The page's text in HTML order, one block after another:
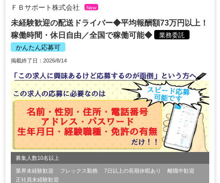
ＦＢサポート株式会社 New
未経験歓迎の配送ドライバー◆平均報酬額73万円以上！
稼働時間・休日自由／全国で稼働可能◆
業務委託
かんたん応募可
掲載終了日：2026/8/14
募集人数10名以上
業界未経験歓迎 フレックス勤務 7日以上の長期休暇あり
離職中歓迎
正社員未経験歓迎